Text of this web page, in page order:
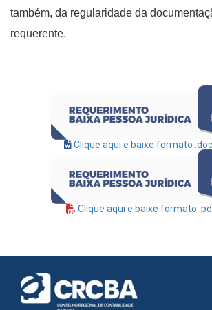
também, da regularidade da
requerente.
Clique aqui e baixe formato
Clique aqui e baixe formato